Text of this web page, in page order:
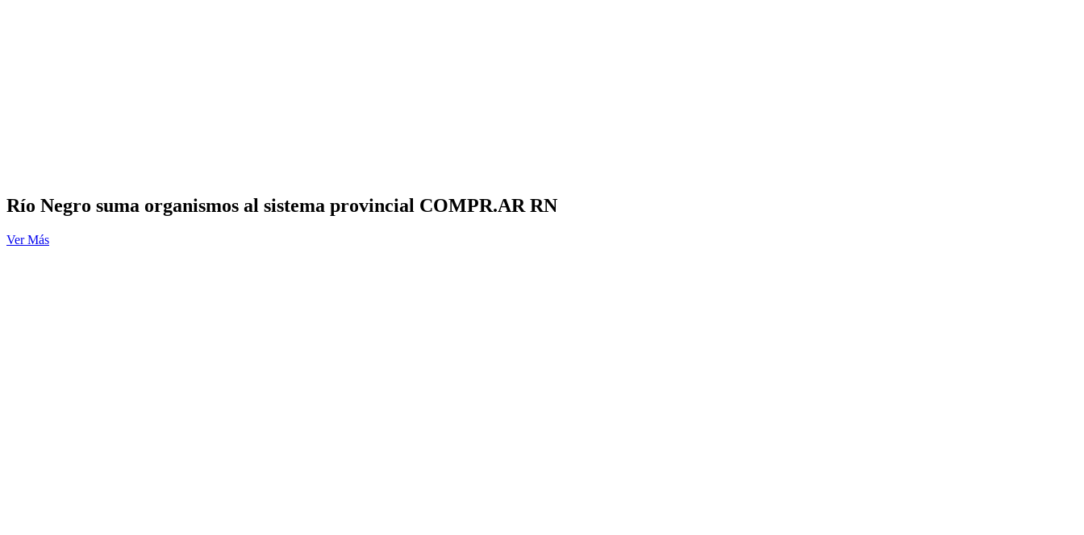
Río Negro suma organismos al sistema provincial COMPR.AR RN
Ver Más